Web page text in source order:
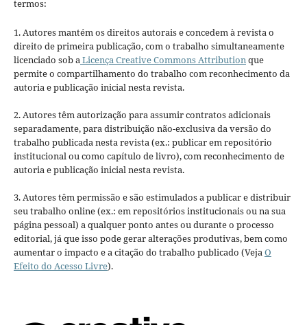
termos:
1. Autores mantém os direitos autorais e concedem à revista o
direito de primeira publicação, com o trabalho simultaneamente
licenciado sob aLicença Creative Commons Attributionque
permite o compartilhamento do trabalho com reconhecimento da
autoria e publicação inicial nesta revista.
2. Autores têm autorização para assumir contratos adicionais
separadamente, para distribuição não-exclusiva da versão do
trabalho publicada nesta revista (ex.: publicar em repositório
institucional ou como capítulo de livro), com reconhecimento de
autoria e publicação inicial nesta revista.
3. Autores têm permissão e são estimulados a publicar e distribuir
seu trabalho online (ex.: em repositórios institucionais ou na sua
página pessoal) a qualquer ponto antes ou durante o processo
editorial, já que isso pode gerar alterações produtivas, bem como
aumentar o impacto e a citação do trabalho publicado (VejaO
Efeito do Acesso Livre).